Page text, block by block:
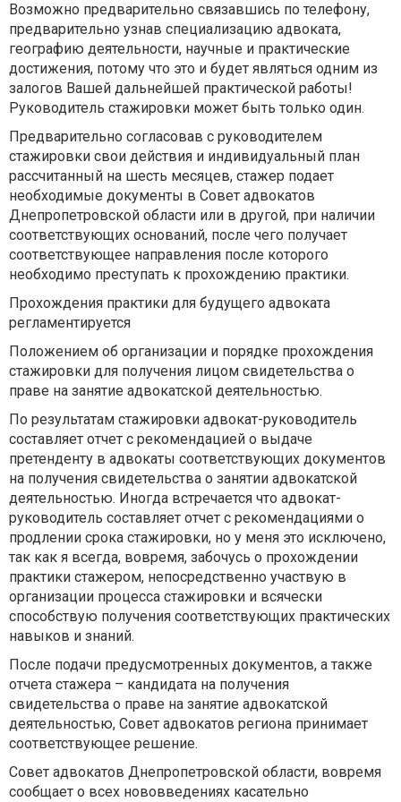
Возможно предварительно связавшись по телефону,
предварительно узнав специализацию адвоката,
географию деятельности, научные и практические
достижения, потому что это и будет являться одним из
залогов Вашей дальнейшей практической работы!
Руководитель стажировки может быть только один.
Предварительно согласовав с руководителем
стажировки свои действия и индивидуальный план
рассчитанный на шесть месяцев, стажер подает
необходимые документы в Совет адвокатов
Днепропетровской области или в другой, при наличии
соответствующих оснований, после чего получает
соответствующее направления после которого
необходимо преступать к прохождению практики.
Прохождения практики для будущего адвоката
регламентируется
Положением об организации и порядке прохождения
стажировки для получения лицом свидетельства о
праве на занятие адвокатской деятельностью.
По результатам стажировки адвокат-руководитель
составляет отчет с рекомендацией о выдаче
претенденту в адвокаты соответствующих документов
на получения свидетельства о занятии адвокатской
деятельностью. Иногда встречается что адвокат-
руководитель составляет отчет с рекомендациями о
продлении срока стажировки, но у меня это исключено,
так как я всегда, вовремя, забочусь о прохождении
практики стажером, непосредственно участвую в
организации процесса стажировки и всячески
способствую получения соответствующих практических
навыков и знаний.
После подачи предусмотренных документов, а также
отчета стажера – кандидата на получения
свидетельства о праве на занятие адвокатской
деятельностью, Совет адвокатов региона принимает
соответствующее решение.
Совет адвокатов Днепропетровской области, вовремя
сообщает о всех нововведениях касательно